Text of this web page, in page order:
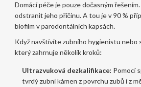
Domácí péče je pouze dočasným
odstranit jeho příčinu. A tou je v 90 %
biofilm v parodontálních kapsách.
Když navštívíte zubního hygienistu nebo
který zahrnuje několik kroků:
Ultrazvuková dezkalifikace: Pomocí
tvrdý zubní kámen z povrchu zubů i z